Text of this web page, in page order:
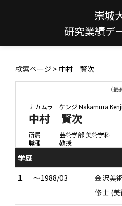
崇城
研究業績デ
検索ページ > 中村 賢次
（
ナカムラ ケンジ Nakamura Kenji
中村 賢次
所属
芸術学部 美術学科
職種
教授
学歴
1.
～1988/03
金沢美
修士 (